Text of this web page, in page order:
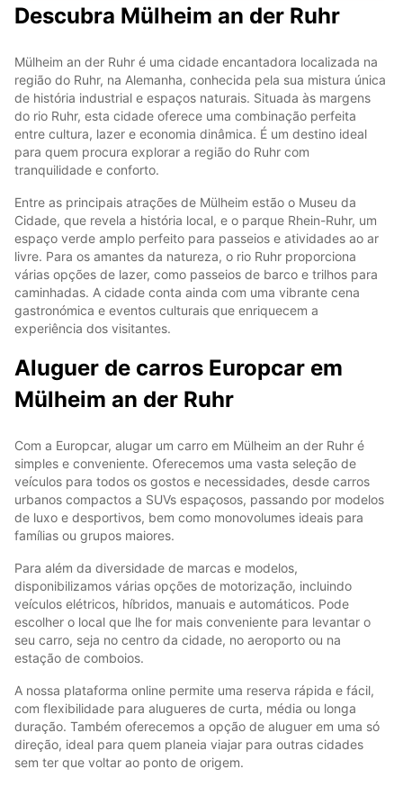
Descubra Mülheim an der Ruhr
Mülheim an der Ruhr é uma cidade encantadora localizada na
região do Ruhr, na Alemanha, conhecida pela sua mistura única
de história industrial e espaços naturais. Situada às margens
do rio Ruhr, esta cidade oferece uma combinação perfeita
entre cultura, lazer e economia dinâmica. É um destino ideal
para quem procura explorar a região do Ruhr com
tranquilidade e conforto.
Entre as principais atrações de Mülheim estão o Museu da
Cidade, que revela a história local, e o parque Rhein-Ruhr, um
espaço verde amplo perfeito para passeios e atividades ao ar
livre. Para os amantes da natureza, o rio Ruhr proporciona
várias opções de lazer, como passeios de barco e trilhos para
caminhadas. A cidade conta ainda com uma vibrante cena
gastronómica e eventos culturais que enriquecem a
experiência dos visitantes.
Aluguer de carros Europcar em
Mülheim an der Ruhr
Com a Europcar, alugar um carro em Mülheim an der Ruhr é
simples e conveniente. Oferecemos uma vasta seleção de
veículos para todos os gostos e necessidades, desde carros
urbanos compactos a SUVs espaçosos, passando por modelos
de luxo e desportivos, bem como monovolumes ideais para
famílias ou grupos maiores.
Para além da diversidade de marcas e modelos,
disponibilizamos várias opções de motorização, incluindo
veículos elétricos, híbridos, manuais e automáticos. Pode
escolher o local que lhe for mais conveniente para levantar o
seu carro, seja no centro da cidade, no aeroporto ou na
estação de comboios.
A nossa plataforma online permite uma reserva rápida e fácil,
com flexibilidade para alugueres de curta, média ou longa
duração. Também oferecemos a opção de aluguer em uma só
direção, ideal para quem planeia viajar para outras cidades
sem ter que voltar ao ponto de origem.